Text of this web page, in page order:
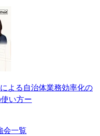
よる自治体業務効率化の
い方ー
会一覧